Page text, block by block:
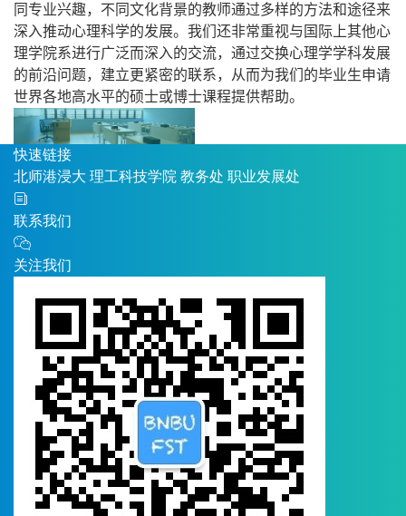
同专业兴趣，不同文化背景的教师通过多样的方法和途径来
深入推动心理科学的发展。我们还非常重视与国际上其他心
理学院系进行广泛而深入的交流，通过交换心理学学科发展
的前沿问题，建立更紧密的联系，从而为我们的毕业生申请
世界各地高水平的硕士或博士课程提供帮助。
快速链接
北师港浸大 理工科技学院 教务处 职业发展处
联系我们
关注我们